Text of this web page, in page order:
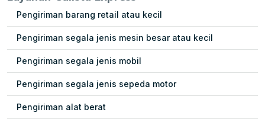
Pengiriman barang retail atau kecil
Pengiriman segala jenis mesin besar atau kecil
Pengiriman segala jenis mobil
Pengiriman segala jenis sepeda motor
Pengiriman alat berat